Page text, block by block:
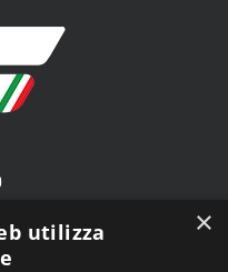
×
utilizza